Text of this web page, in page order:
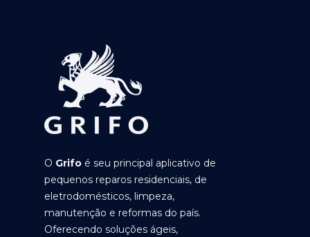
O Grifo é seu principal aplicativo de
pequenos reparos residenciais, de
eletrodomésticos, limpeza,
manutenção e reformas do país.
Oferecendo soluções ágeis,